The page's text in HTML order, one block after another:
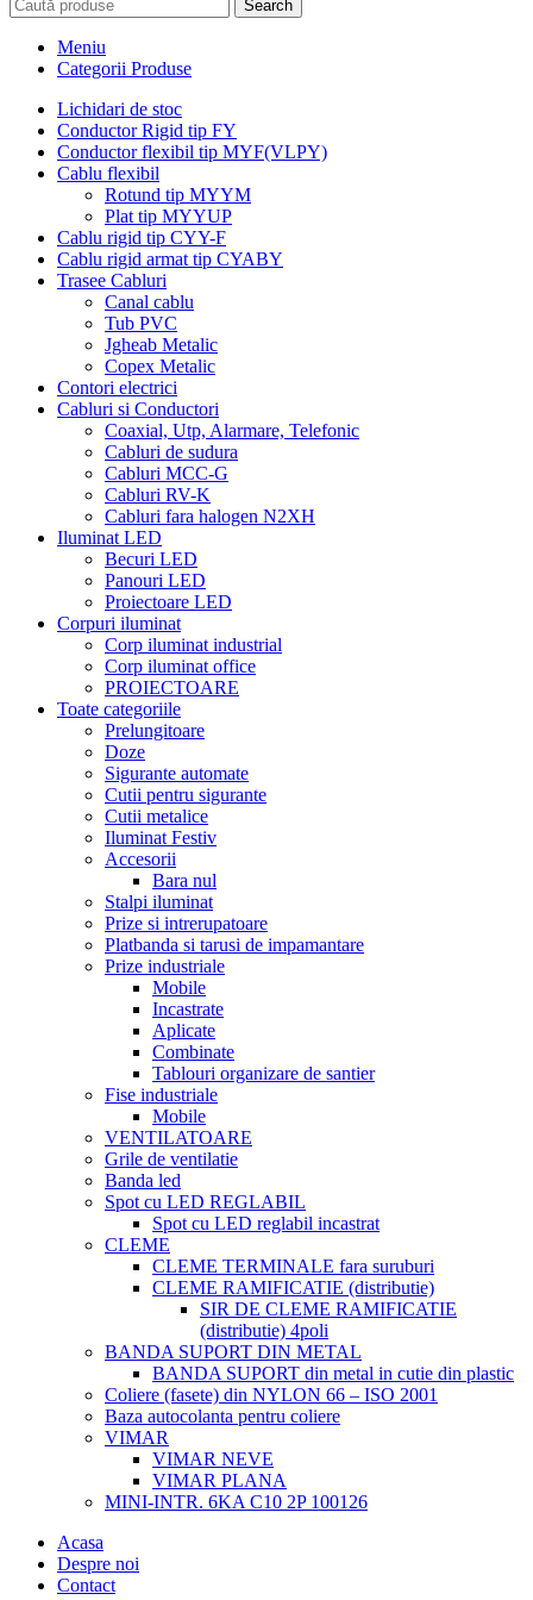
Search
Meniu
Categorii Produse
Lichidari de stoc
Conductor Rigid tip FY
Conductor flexibil tip MYF(VLPY)
Cablu flexibil
Rotund tip MYYM
Plat tip MYYUP
Cablu rigid tip CYY-F
Cablu rigid armat tip CYABY
Trasee Cabluri
Canal cablu
Tub PVC
Jgheab Metalic
Copex Metalic
Contori electrici
Cabluri si Conductori
Coaxial, Utp, Alarmare, Telefonic
Cabluri de sudura
Cabluri MCC-G
Cabluri RV-K
Cabluri fara halogen N2XH
Iluminat LED
Becuri LED
Panouri LED
Proiectoare LED
Corpuri iluminat
Corp iluminat industrial
Corp iluminat office
PROIECTOARE
Toate categoriile
Prelungitoare
Doze
Sigurante automate
Cutii pentru sigurante
Cutii metalice
Iluminat Festiv
Accesorii
Bara nul
Stalpi iluminat
Prize si intrerupatoare
Platbanda si tarusi de impamantare
Prize industriale
Mobile
Incastrate
Aplicate
Combinate
Tablouri organizare de santier
Fise industriale
Mobile
VENTILATOARE
Grile de ventilatie
Banda led
Spot cu LED REGLABIL
Spot cu LED reglabil incastrat
CLEME
CLEME TERMINALE fara suruburi
CLEME RAMIFICATIE (distributie)
SIR DE CLEME RAMIFICATIE
(distributie) 4poli
BANDA SUPORT DIN METAL
BANDA SUPORT din metal in cutie din plastic
Coliere (fasete) din NYLON 66 – ISO 2001
Baza autocolanta pentru coliere
VIMAR
VIMAR NEVE
VIMAR PLANA
MINI-INTR. 6KA C10 2P 100126
Acasa
Despre noi
Contact